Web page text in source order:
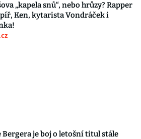
„kapela snů“, nebo hrůzy? Rapper
Ken, kytarista Vondráček i
Bergera je boj o letošní titul stále